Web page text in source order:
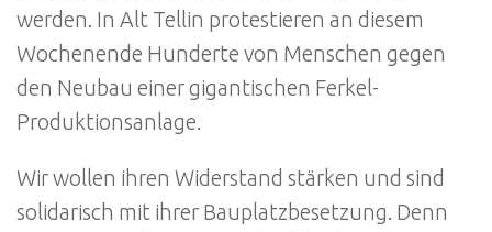
werden. In Alt Tellin protestieren an diesem
Wochenende Hunderte von Menschen gegen
den Neubau einer gigantischen Ferkel-
Produktionsanlage.
Wir wollen ihren Widerstand stärken und sind
solidarisch mit ihrer Bauplatzbesetzung. Denn